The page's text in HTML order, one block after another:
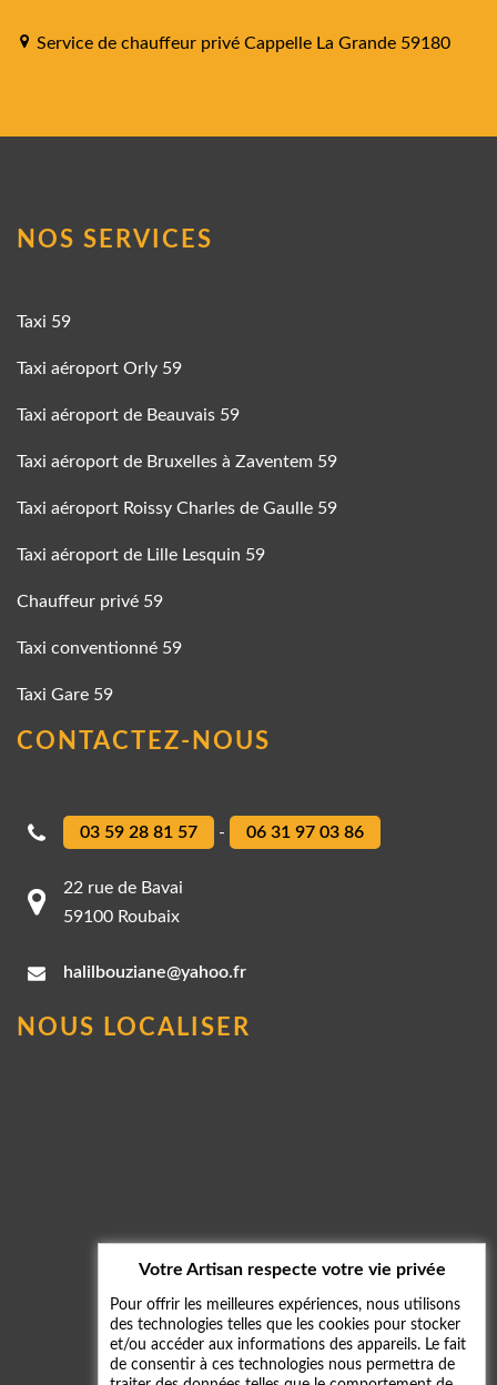
Service de chauffeur privé Cappelle La Grande 59180
NOS SERVICES
Taxi 59
Taxi aéroport Orly 59
Taxi aéroport de Beauvais 59
Taxi aéroport de Bruxelles à Zaventem 59
Taxi aéroport Roissy Charles de Gaulle 59
Taxi aéroport de Lille Lesquin 59
Chauffeur privé 59
Taxi conventionné 59
Taxi Gare 59
CONTACTEZ-NOUS
03 59 28 81 57 - 06 31 97 03 86
22 rue de Bavai
59100 Roubaix
halilbouziane@yahoo.fr
NOUS LOCALISER
Votre Artisan respecte votre vie privée
Pour offrir les meilleures expériences, nous utilisons
des technologies telles que les cookies pour stocker
et/ou accéder aux informations des appareils. Le fait
de consentir à ces technologies nous permettra de